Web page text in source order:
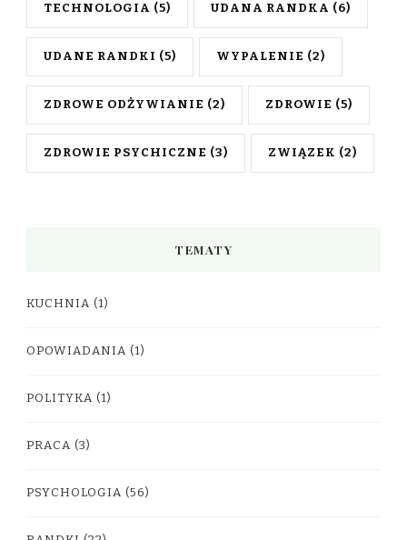
TECHNOLOGIA (5) UDANA RANDKA (6)
UDANE RANDKI (5) WYPALENIE (2)
ZDROWE ODŻYWIANIE (2) ZDROWIE (5)
ZDROWIE PSYCHICZNE (3) ZWIĄZEK (2)
TEMATY
KUCHNIA (1)
OPOWIADANIA (1)
POLITYKA (1)
PRACA (3)
PSYCHOLOGIA (56)